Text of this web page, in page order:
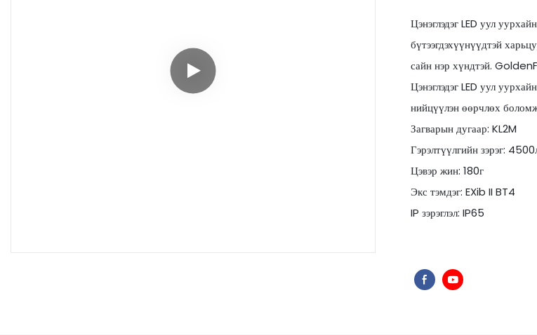
Цэнэглэдэг LED уул
бүтээгдэхүүнүүдтэй
сайн нэр хүндтэй.
Цэнэглэдэг LED уул
нийцүүлэн өөрчлөх
Загварын дугаар: KL2M
Гэрэлтүүлгийн зэрэг:
Цэвэр жин: 180г
Экс тэмдэг: EXib II BT4
IP зэрэглэл: IP65